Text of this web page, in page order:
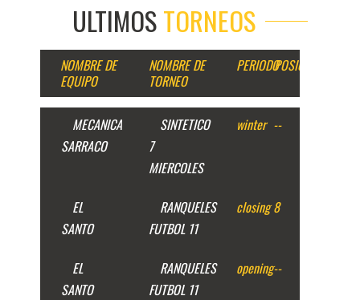
ULTIMOSTORNEOS
NOMBRE DE
EQUIPO
NOMBRE DE
TORNEO
PERIODOPOSICION
MECANICA
SARRACO
SINTETICO
7
MIERCOLES
winter --
EL
SANTO
RANQUELES
FUTBOL 11
closing 8
EL
SANTO
RANQUELES
FUTBOL 11
opening--